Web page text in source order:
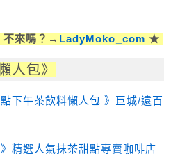
來嗎？→ LadyMoko_com ★
人包》
下午茶飲料懶人包 》巨城/遠百
精選人氣抹茶甜點專賣咖啡店